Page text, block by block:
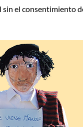
el consentimiento